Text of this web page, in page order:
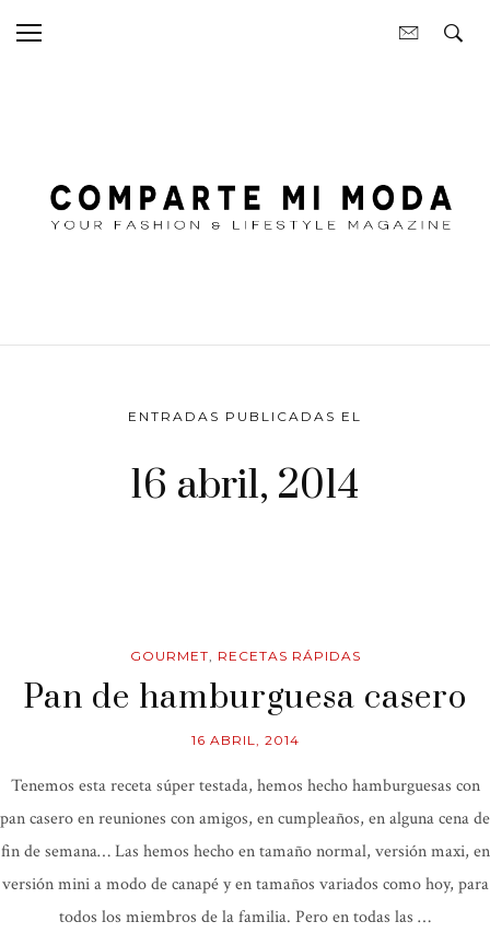
ENTRADAS PUBLICADAS EL
16 abril, 2014
GOURMET, RECETAS RÁPIDAS
Pan de hamburguesa casero
16 ABRIL, 2014
Tenemos esta receta súper testada, hemos hecho hamburguesas con
pan casero en reuniones con amigos, en cumpleaños, en alguna cena de
fin de semana… Las hemos hecho en tamaño normal, versión maxi, en
versión mini a modo de canapé y en tamaños variados como hoy, para
todos los miembros de la familia. Pero en todas las …